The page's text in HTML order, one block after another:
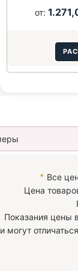
от:
* Все
Цена
Показания цены
и могут